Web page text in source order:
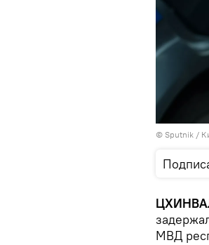
© Sputnik /
МВД